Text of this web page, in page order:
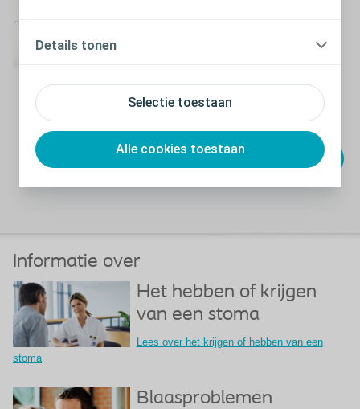
Selectie toestaan
Alle cookies toestaan
Details tonen
Download onze
brochures
Informatie over
Het hebben of krijgen
van een stoma
Lees over het krijgen of hebben van een
stoma
Blaasproblemen